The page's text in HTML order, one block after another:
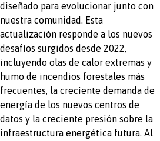
diseñado para evolucionar junto con
nuestra comunidad. Esta
actualización responde a los nuevos
desafíos surgidos desde 2022,
incluyendo olas de calor extremas y
humo de incendios forestales más
frecuentes, la creciente demanda de
energía de los nuevos centros de
datos y la creciente presión sobre la
infraestructura energética futura. Al